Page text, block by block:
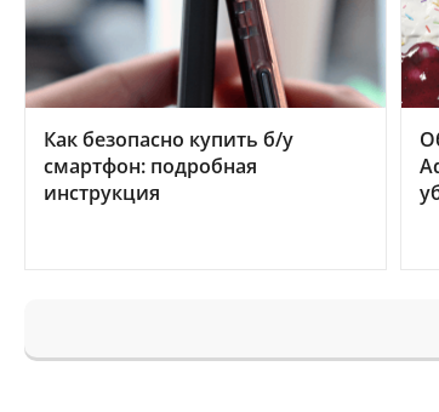
Как безопасно купить б/у
смартфон: подробная
инструкция